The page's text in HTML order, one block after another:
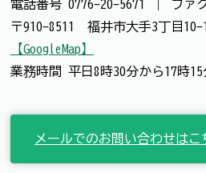
電話番号 0776-20-5671 ファ
〒910-8511 福井市大手3丁目
【GoogleMap】
業務時間 平日8時30分から17時15
メールでのお問い合わせはこ